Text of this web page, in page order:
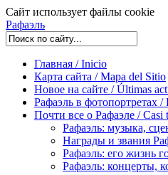
Сайт использует файлы cookie
Рафаэль
Главная / Inicio
Карта сайта / Mapa del Sitio
Новое на сайте / Últimas
Рафаэль в фотопортретах /
Почти все о Рафаэле / Casi
Рафаэль: музыка,
Награды и звания
Рафаэль: его жизнь
Рафаэль: концерты,